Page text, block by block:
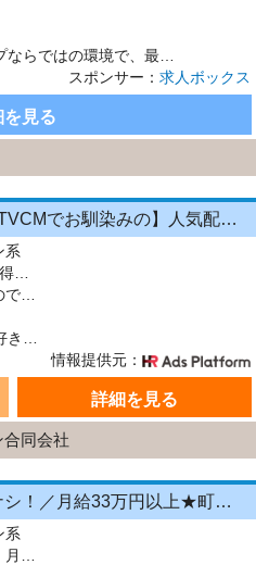
スポンサー： 求人ボックス
を見る
応募から即日でSTART可!【TVCMでお馴染みの】人気配信アプリ『ポコチャ』でのライブ配信のお仕事
系
情報提供元：
詳細を見る
同会社
＼投函メイン！営業＆残業ナシ！／月給33万円以上★町歩きをしながら投函♪20～50代活躍中☆年間休日125日以上！[26750241]
系